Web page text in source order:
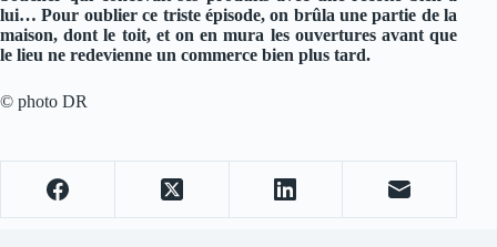
lui… Pour oublier ce triste épisode, on brûla une partie de la
maison, dont le toit, et on en mura les ouvertures avant que
le lieu ne redevienne un commerce bien plus tard.
© photo DR